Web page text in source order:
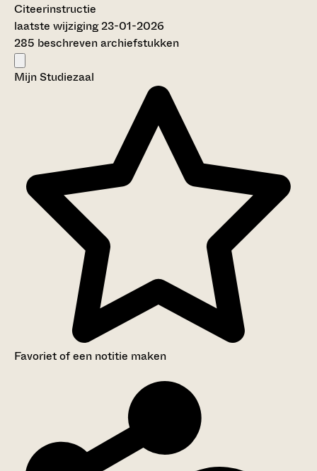
Citeerinstructie
laatste wijziging 23-01-2026
285 beschreven archiefstukken
Mijn Studiezaal
Favoriet of een notitie maken